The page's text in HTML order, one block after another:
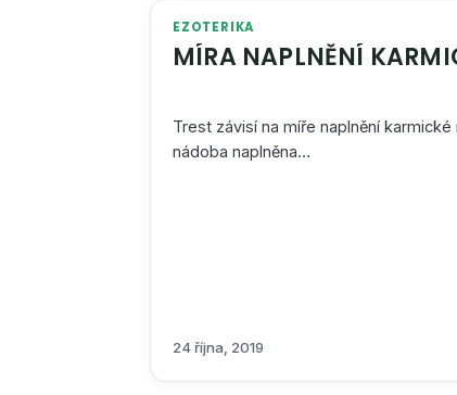
EZOTERIKA
Trest závisí na míře naplnění
nádoba naplněna…
24 října, 2019